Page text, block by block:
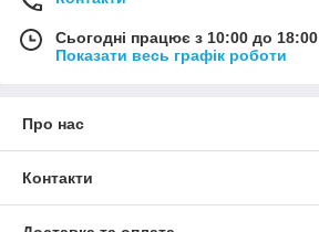
Сьогодні працює з 10:00 до 18:00
Показати весь графік роботи
Про нас
Контакти